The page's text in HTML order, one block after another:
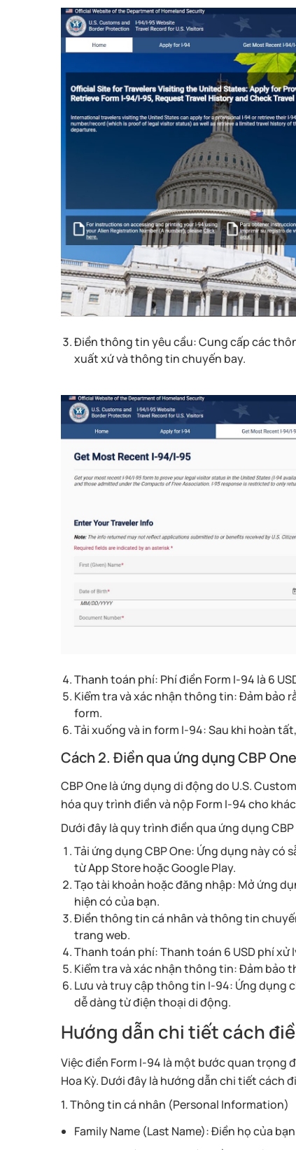
Điền thông tin yêu cầu: Cung cấp các
xuất xứ và thông tin chuyến bay.
Thanh toán phí: Phí điền Form I-94 là 6
Kiểm tra và xác nhận thông tin: Đảm bảo
form.
Tải xuống và in form I-94: Sau khi hoàn
Cách 2. Điền qua ứng dụng CBP One
CBP One là ứng dụng di động do U.S.
hóa quy trình điền và nộp Form I-94 cho
Dưới đây là quy trình điền qua ứng dụng CBP
Tải ứng dụng CBP One: Ứng dụng này có
từ App Store hoặc Google Play.
Tạo tài khoản hoặc đăng nhập: Mở ứng
hiện có của bạn.
Điền thông tin cá nhân và thông tin
trang web.
Thanh toán phí: Thanh toán 6 USD phí xử
Kiểm tra và xác nhận thông tin: Đảm bảo
Lưu và truy cập thông tin I-94: Ứng dụng
dễ dàng từ điện thoại di động.
Hướng dẫn chi tiết cách
Việc điền Form I-94 là một bước quan trọng
Hoa Kỳ. Dưới đây là hướng dẫn chi tiết cách
1. Thông tin cá nhân (Personal Information)
Family Name (Last Name): Điền họ của